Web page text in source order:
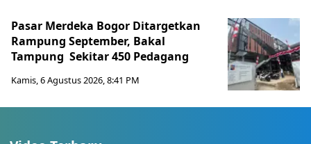
Pasar Merdeka Bogor Ditargetkan
Rampung September, Bakal
Tampung Sekitar 450 Pedagang
Kamis, 6 Agustus 2026, 8:41 PM